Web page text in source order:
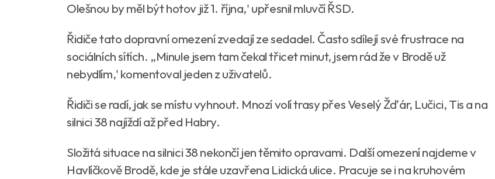
Olešnou by měl být hotov již 1. října,' upřesnil mluvčí ŘSD.
Řidiče tato dopravní omezení zvedají ze sedadel. Často sdílejí své frustrace na
sociálních sítích. „Minule jsem tam čekal třicet minut, jsem rád že v Brodě už
nebydlím,' komentoval jeden z uživatelů.
Řidiči se radí, jak se místu vyhnout. Mnozí volí trasy přes Veselý Žďár, Lučici, Tis a na
silnici 38 najíždí až před Habry.
Složitá situace na silnici 38 nekončí jen těmito opravami. Další omezení najdeme v
Havlíčkově Brodě, kde je stále uzavřena Lidická ulice. Pracuje se i na kruhovém